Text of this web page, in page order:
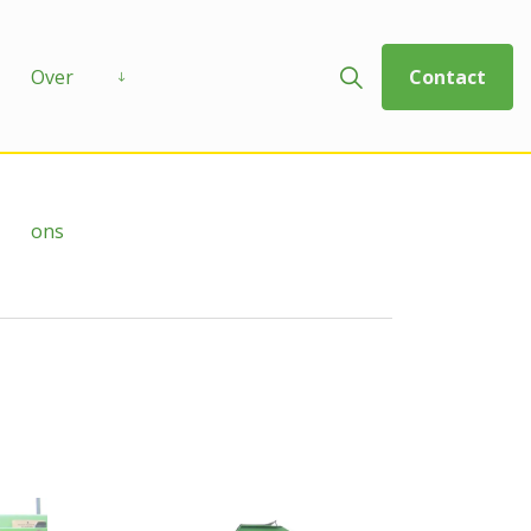
Over
ons
Contact